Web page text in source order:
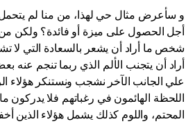
و سأعرض مثال حي لهذا، من منا لم
أجل الحصول على ميزة أو فائدة؟ ولكن من
شخص ما أراد أن يشعر بالسعادة التي لا
أراد أن يتجنب الألم الذي ربما تنجم عنه
علي الجانب الآخر نشجب ونستنكر هؤلاء
اللحظة الهائمون في رغباتهم فلا يدركون
المحتم، واللوم كذلك يشمل هؤلاء الذين